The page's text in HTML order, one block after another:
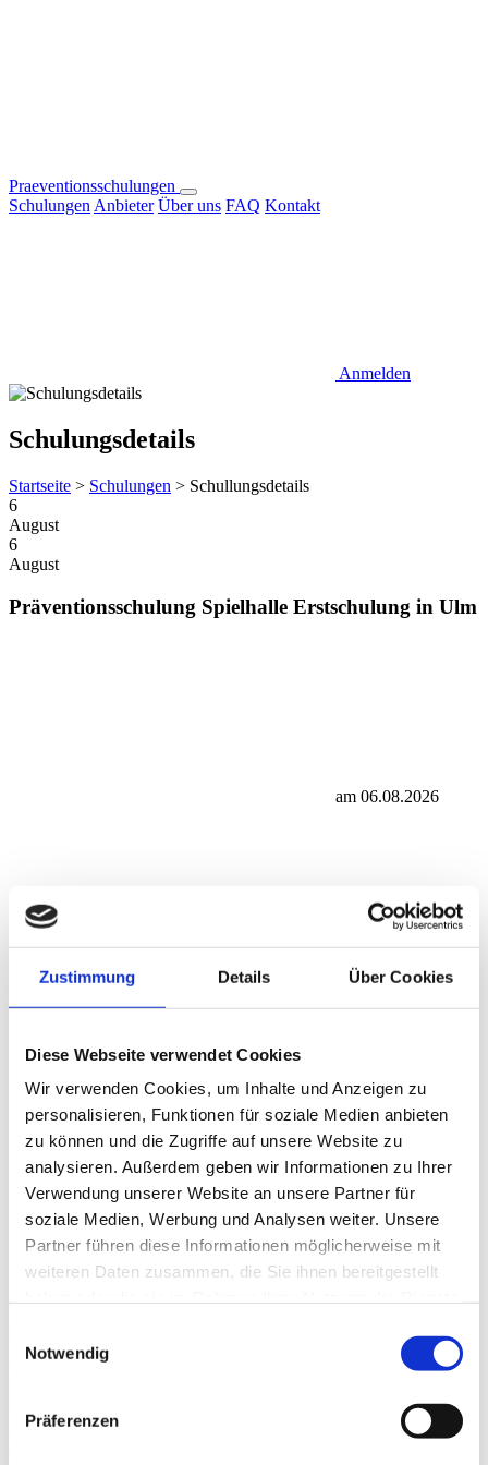
Zustimmung Details Über Cookies
Diese Webseite verwendet Cookies
Wir verwenden Cookies, um Inhalte und Anzeigen zu
personalisieren, Funktionen für soziale Medien anbieten
zu können und die Zugriffe auf unsere Website zu
analysieren. Außerdem geben wir Informationen zu Ihrer
Verwendung unserer Website an unsere Partner für
soziale Medien, Werbung und Analysen weiter. Unsere
Partner führen diese Informationen möglicherweise mit
weiteren Daten zusammen, die Sie ihnen bereitgestellt
Notwendig
Präferenzen
Praeventionsschulungen
Schulungen Anbieter Über uns FAQ Kontakt
Anmelden
Schulungsdetails
Startseite > Schulungen > Schullungsdetails
6
August
6
August
Präventionsschulung Spielhalle Erstschulung in Ulm
am 06.08.2026
Merlato GmbH
Ulm
Spielhallen
Präventionsschulung für Servicepersonal gemäß § 6 GlüStV 2021 in
von drei Monaten nach Dienstantritt erforderlich. Dies geht aus den
Anwendungshinweisen zum Landesglücksspielgesetz hervor